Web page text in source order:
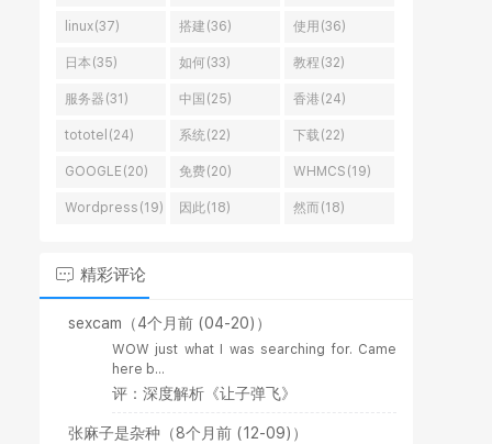
linux(37) 搭建(36) 使用(36)
日本(35) 如何(33) 教程(32)
服务器(31) 中国(25) 香港(24)
tototel(24) 系统(22) 下载(22)
GOOGLE(20) 免费(20) WHMCS(19)
Wordpress(19) 因此(18) 然而(18)
精彩评论
sexcam （4个月前 (04-20)）
WOW just what I was searching for. Came
here b...
评：深度解析《让子弹飞》
张麻子是杂种 （8个月前 (12-09)）